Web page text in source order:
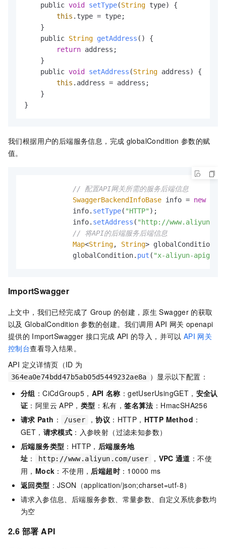
    public
void setType(String type) {
this . type = type;
    }
    public
String getAddress ( ) {
return address;
    }
    public
void setAddress (String address) {
this . address = address;
    }
}
我们根据用户的后端服务信息，完成 globalCondition 参数的赋
值。
// 配置API网关所需的服务后端信息
SwaggerBackendInfoBase info = new
            info.
setType( "HTTP" );
            info.
setAddress ( "http://
// 将API的后端服务后端信息
Map<String, String> globalCondition
            globalCondition.
put ( "x-aliyun-
ImportSwagger
上文中，我们已经完成了 Group 的创建，原生 Swagger 的获取
以及 GlobalCondition 参数的创建。我们调用 API 网关 openapi
提供的 ImportSwagger 接口完成 API 的导入，并可以 API 网关
控制台查看导入结果。
API 定义详情页（ID 为
364ea0e74bdd47b5ab05d5449232ae8a ）显示以下配置：
分组 ：CiCdGroup5， API 名称 ：getUserUsingGET， 安全认
证 ：阿里云 APP， 类型 ：私有，签名算法 ：HmacSHA256
请求 Path ： /user ，协议 ：HTTP， HTTP Method ：
GET， 请求模式 ：入参映射（过滤未知参数）
后端服务类型 ：HTTP， 后端服务地
址 ： http://www.aliyun.com/user ， VPC 通道 ：不使
用， Mock ：不使用， 后端超时 ：10000 ms
返回类型 ：JSON（application/json;charset=utf-8）
请求入参信息、后端服务参数、常量参数、自定义系统参数均
为空
2.6 部署 API